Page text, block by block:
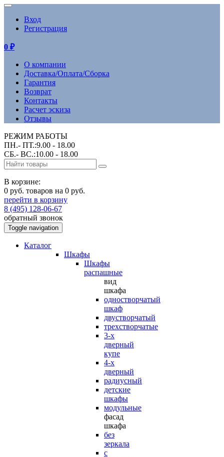
Вход
Регистрация
0 ₽
О компании
Доставка/Оплата/Сборка
Гарантия
Возврат
Контакты
Расчет эскиза
Отзывы
РЕЖИМ РАБОТЫ
ПН.- ПТ.:9.00 - 18.00
СБ.- ВС.:10.00 - 18.00
В корзине:
0 руб. товаров на 0 руб.
перейти в корзину
8 (495) 128-06-67
обратный звонок
Toggle navigation
Каталог
Шкафы
Шкафы
распашные
вид
шкафа
одностворчатый
шкаф
двустворчатый
трехстворчатые
3-х
дверный
купе
4-х
дверный
радиусный
детские
шкафы
модульные
фасад
шкафа
без
зеркала
с